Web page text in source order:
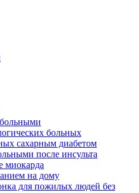
больных
сахарным диабетом
после инсульта
миокарда
на дому
для пожилых людей без